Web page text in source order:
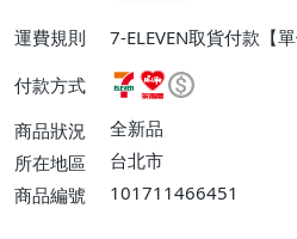
運費規則
7-ELEVEN取貨付款【
或消費滿$1298免運費
不付款【免運費】、萊
運費$60、滿5件或消費
費】、宅配/貨運【單
付款方式
商品狀況
全新品
所在地區
台北市
商品編號
101711466451